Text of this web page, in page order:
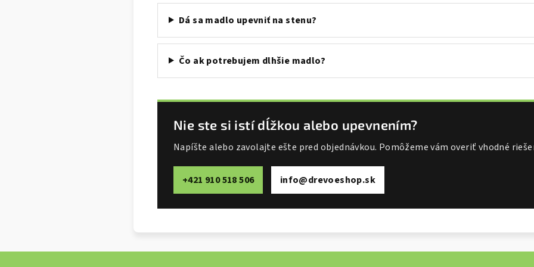
Dá sa madlo upevniť na stenu?
Čo ak potrebujem dlhšie madlo?
Nie ste si istí dĺžkou alebo upevnením?
Napíšte alebo zavolajte ešte pred objednávkou. Pomôžeme vám overiť vhodné
+421 910 518 506 info@drevoeshop.sk